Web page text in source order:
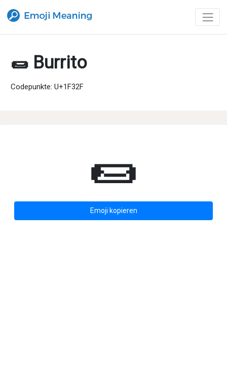
🌯 Burrito
Codepunkte: U+1F32F
🌯
Emoji kopieren